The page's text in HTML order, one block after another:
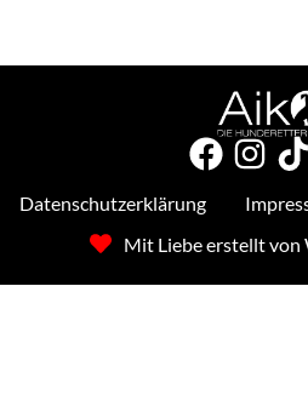
Datenschutzerklärung
Mit Liebe erstellt von